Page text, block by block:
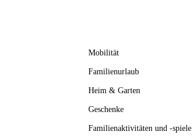
Mobilität
Familienurlaub
Heim & Garten
Geschenke
Familienaktivitäten und -spiele